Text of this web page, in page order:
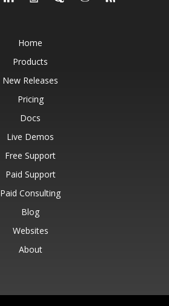
Home
Products
New Releases
Pricing
Docs
Live Demos
Free Support
Paid Support
Paid Consulting
Blog
Websites
About